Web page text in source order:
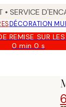
SERVICE
DÉCORATION
REMISE SUR
0 min0 s
Valable